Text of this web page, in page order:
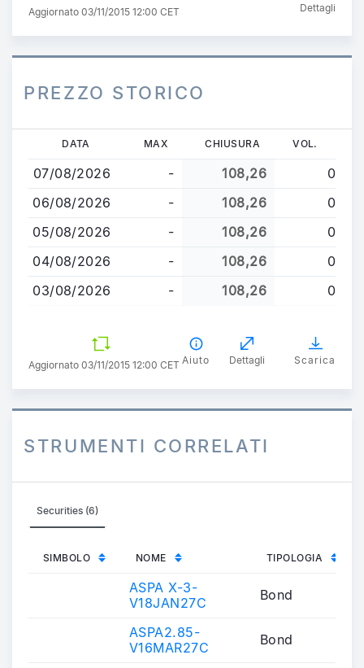
Aggiornato 03/11/2015 12:00 CET Dettagli
PREZZO STORICO
contenuto
principale
DATA MAX CHIUSURA VOL.
07/08/2026 - 108,26
0
06/08/2026
- 108,26
0
05/08/2026
- 108,26
0
04/08/2026
- 108,26
0
03/08/2026
- 108,26 0
Aggiornato 03/11/2015 12:00 CET Aiuto Dettagli Scarica
STRUMENTI CORRELATI
Securities (6)
SIMBOLO NOME TIPOLOGIA
ASPA X-3-
V18JAN27C
Bond
ASPA2.85-
V16MAR27C
Bond